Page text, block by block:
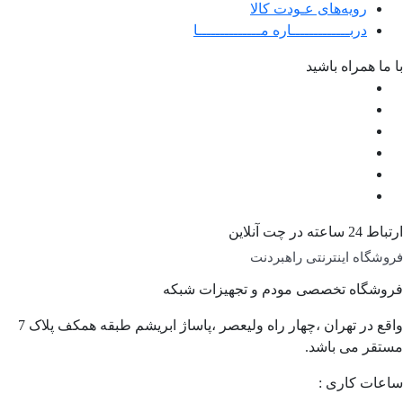
رویه‌های عـودت کالا
دربـــــــــــــاره مــــــــــــــا
با ما همراه باشید
ارتباط 24 ساعته در چت آنلاین
فروشگاه اینترنتی راهبردنت
فروشگاه تخصصی مودم و تجهیزات شبکه
واقع در تهران ،چهار راه ولیعصر ،پاساژ ابریشم طبقه همکف پلاک 7
مستقر می باشد.
ساعات کاری :